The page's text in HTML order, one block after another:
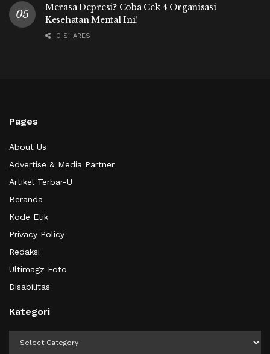
Merasa Depresi? Coba Cek 4 Organisasi
Kesehatan Mental Ini!
0 SHARES
Pages
About Us
Advertise & Media Partner
Artikel Terbar-U
Beranda
Kode Etik
Privacy Policy
Redaksi
Ultimagz Foto
Disabilitas
Kategori